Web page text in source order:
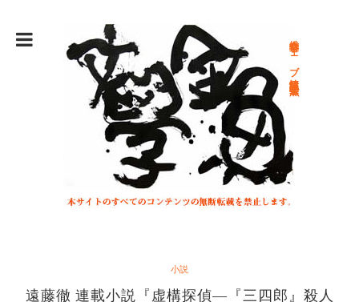
総合文学ウェブ情報誌 文学金魚
小説
遠藤徹 連載小説『虚構探偵―『三四郎』殺人